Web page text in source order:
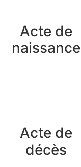
Acte de
naissance
Acte de
décès